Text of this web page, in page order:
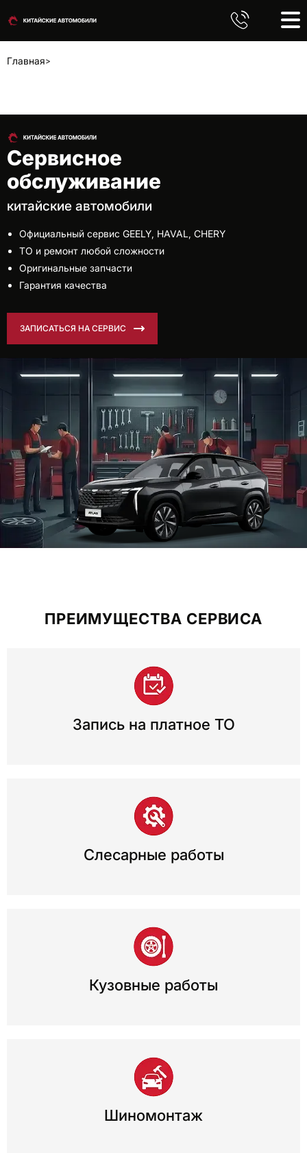
Главная
Сервисное
обслуживание
китайские автомобили
Официальный сервис GEELY, HAVAL, CHERY
ТО и ремонт любой сложности
Оригинальные запчасти
Гарантия качества
ЗАПИСАТЬСЯ НА СЕРВИС
ПРЕИМУЩЕСТВА СЕРВИСА
Запись на платное ТО
Слесарные работы
Кузовные работы
Шиномонтаж